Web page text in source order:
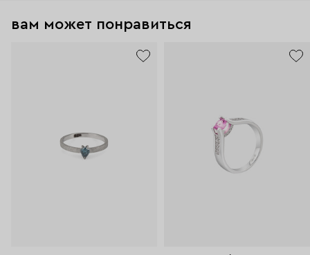
вам может понравиться